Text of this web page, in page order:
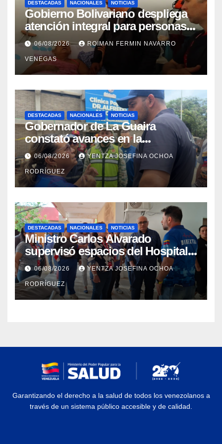
DESTACADAS NACIONALES NOTICIAS
Gobierno Bolivariano despliega
atención integral para personas
con discapacidad en
campamentos de La Guaira
06/08/2026 ROIMAN FERMIN NAVARRO
VENEGAS
DESTACADAS NACIONALES NOTICIAS
Gobernador de La Guaira
constató avances en la
rehabilitación del Hospitalito de
Catia la Mar
06/08/2026 YENTZA JOSEFINA OCHOA
RODRÍGUEZ
DESTACADAS NACIONALES NOTICIAS
Ministro Carlos Alvarado
supervisó espacios del Hospital
Dermatológico Dr. Martín Vegas
en La Guaira
06/08/2026 YENTZA JOSEFINA OCHOA
RODRÍGUEZ
Garantizando el derecho a la salud de todos los venezolanos a
través de un sistema público accesible y de calidad.